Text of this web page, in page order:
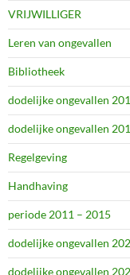
VRIJWILLIGER
Leren van ongevallen
Bibliotheek
dodelijke ongevallen
dodelijke ongevallen
Regelgeving
Handhaving
periode 2011 – 2015
dodelijke ongevallen
dodelijke ongevallen